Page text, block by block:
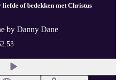
of bedekken met Christus
by Danny Dane